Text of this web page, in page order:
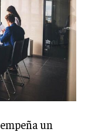
news from all
you get access
of the curve.
un